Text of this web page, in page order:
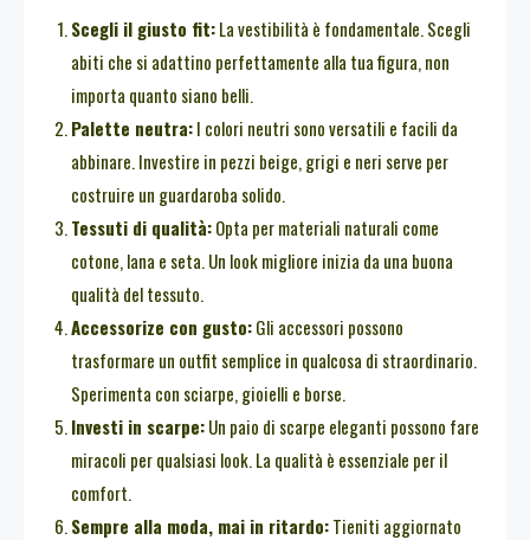
Scegli il giusto fit:La vestibilità è fondamentale. Scegli
abiti che si adattino perfettamente alla tua figura, non
importa quanto siano belli.
Palette neutra:I colori neutri sono versatili e facili da
abbinare. Investire in pezzi beige, grigi e neri serve per
costruire un guardaroba solido.
Tessuti di qualità:Opta per materiali naturali come
cotone, lana e seta. Un look migliore inizia da una buona
qualità del tessuto.
Accessorize con gusto:Gli accessori possono
trasformare un outfit semplice in qualcosa di straordinario.
Sperimenta con sciarpe, gioielli e borse.
Investi in scarpe:Un paio di scarpe eleganti possono fare
miracoli per qualsiasi look. La qualità è essenziale per il
comfort.
Sempre alla moda, mai in ritardo:Tieniti aggiornato